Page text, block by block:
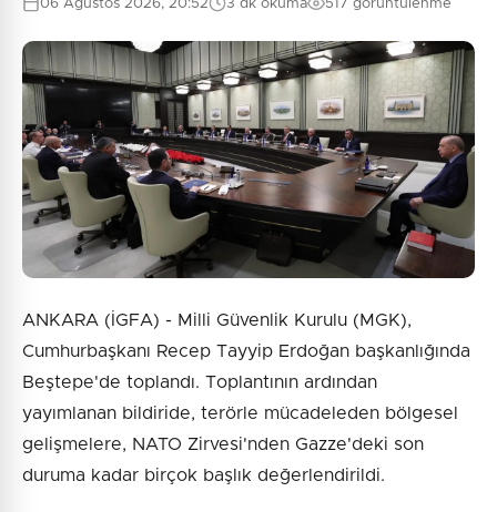
06 Ağustos 2026, 20:52 3 dk okuma 517 görüntülenme
ANKARA (İGFA) - Milli Güvenlik Kurulu (MGK),
Cumhurbaşkanı Recep Tayyip Erdoğan başkanlığında
Beştepe'de toplandı. Toplantının ardından
yayımlanan bildiride, terörle mücadeleden bölgesel
gelişmelere, NATO Zirvesi'nden Gazze'deki son
duruma kadar birçok başlık değerlendirildi.